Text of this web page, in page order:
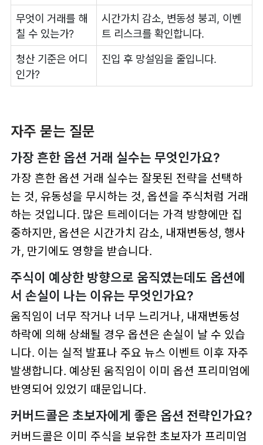
무엇이 거래를 해
칠 수 있는가?
시간가치 감소, 변동성 붕괴, 이벤
트 리스크를 확인합니다.
청산 기준은 어디
인가?
진입 후 망설임을 줄입니다.
자주 묻는 질문
가장 흔한 옵션 거래 실수는 무엇인가요?
가장 흔한 옵션 거래 실수는 잘못된 전략을 선택하
는 것, 유동성을 무시하는 것, 옵션을 주식처럼 거래
하는 것입니다. 많은 트레이더는 가격 방향에만 집
중하지만, 옵션은 시간가치 감소, 내재변동성, 행사
가, 만기에도 영향을 받습니다.
주식이 예상한 방향으로 움직였는데도 옵션에
서 손실이 나는 이유는 무엇인가요?
움직임이 너무 작거나 너무 느리거나, 내재변동성
하락에 의해 상쇄될 경우 옵션은 손실이 날 수 있습
니다. 이는 실적 발표나 주요 뉴스 이벤트 이후 자주
발생합니다. 예상된 움직임이 이미 옵션 프리미엄에
반영되어 있었기 때문입니다.
커버드콜은 초보자에게 좋은 옵션 전략인가요?
커버드콜은 이미 주식을 보유한 초보자가 프리미엄